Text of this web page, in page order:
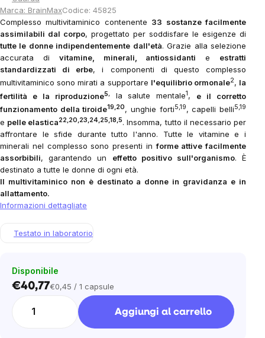
Marca: BrainMaxCodice: 45825
Complesso multivitaminico contenente 33 sostanze facilmente
assimilabili dal corpo, progettato per soddisfare le esigenze di
tutte le donne indipendentemente dall'età. Grazie alla selezione
accurata di vitamine, minerali, antiossidanti e estratti
standardizzati di erbe, i componenti di questo complesso
multivitaminico sono mirati a supportare l'equilibrio ormonale2, la
fertilità e la riproduzione5, la salute mentale1 , e il corretto
funzionamento della tiroide19,20, unghie forti5,19, capelli belli5,19
e pelle elastica22,20,23,24,25,18,5. Insomma, tutto il necessario per
affrontare le sfide durante tutto l'anno. Tutte le vitamine e i
minerali nel complesso sono presenti informe attive facilmente
assorbibili, garantendo un effetto positivo sull'organismo. È
destinato a tutte le donne di ogni età.
Il multivitaminico non è destinato a donne in gravidanza e in
allattamento.
Informazioni dettagliate
Testato in laboratorio
Disponibile
€40,77Prezzo
€0,45 / 1 capsule
Aggiungi al carrello